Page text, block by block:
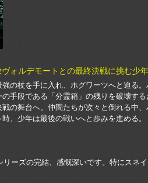
ォルデモートとの最終決戦に挑む少
の杖を手に入れ、ホグワーツへと迫る
手段である「分霊箱」の残りを破壊す
の舞台へ。仲間たちが次々と倒れる中
、少年は最後の戦いへと歩みを進める。
リーズの完結、感慨深いです。特にスネ